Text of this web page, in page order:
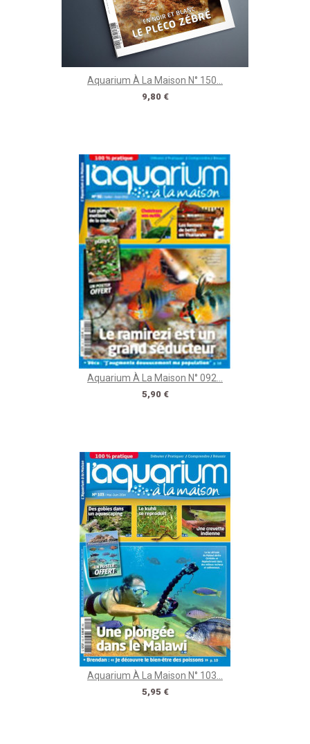
Aquarium À La Maison N° 150...
Prix
9,80 €
Aquarium À La Maison N° 092...
Prix
5,90 €
Aquarium À La Maison N° 103...
Prix
5,95 €